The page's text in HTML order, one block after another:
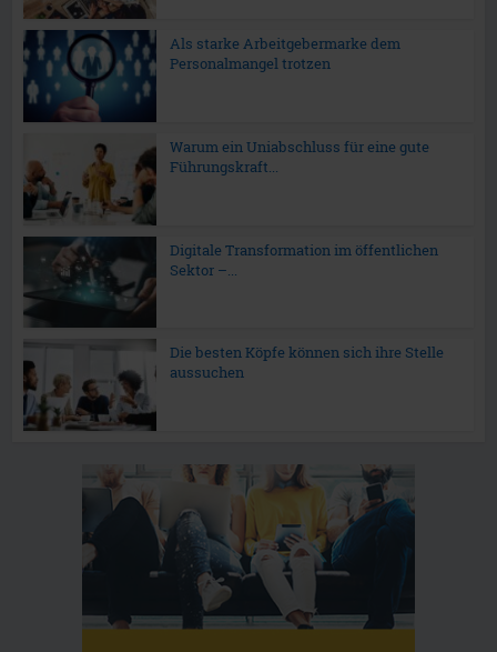
Als starke Arbeitgebermarke dem
Personalmangel trotzen
Warum ein Uniabschluss für eine gute
Führungskraft...
Digitale Transformation im öffentlichen
Sektor –...
Die besten Köpfe können sich ihre Stelle
aussuchen